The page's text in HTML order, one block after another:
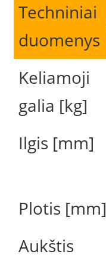
Techniniai
duomenys
Keliamoji
galia [kg]
Ilgis [mm]
Plotis [mm]
Aukštis